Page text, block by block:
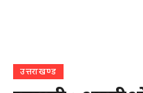
उत्तराखण्ड